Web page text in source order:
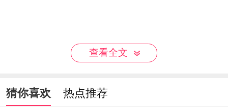
查看全文
猜你喜欢 热点推荐